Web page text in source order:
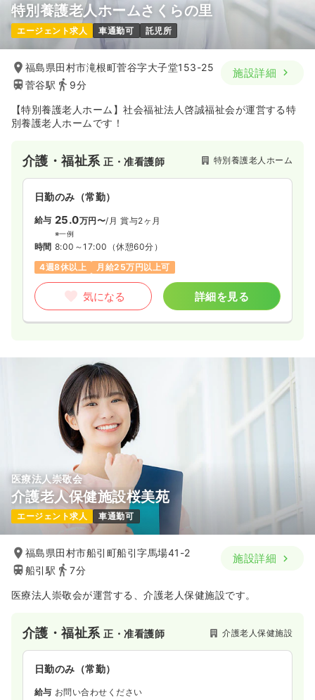
特別養護老人ホームさくらの里
エージェント求人 車通勤可 託児所
福島県田村市滝根町菅谷字大子堂153-25
菅谷駅
9分
施設詳細
【特別養護老人ホーム】社会福祉法人啓誠福祉会が運営する特
別養護老人ホームです！
介護・福祉系正・准看護師 特別養護老人ホーム
日勤のみ（常勤）
給与 25.0万円〜/月 賞与2ヶ月
※一例
時間 8:00～17:00 （休憩60分）
4週8休以上
月給25万円以上可
気になる 詳細を見る
医療法人崇敬会
介護老人保健施設桜美苑
エージェント求人 車通勤可
福島県田村市船引町船引字馬場41-2
船引駅
7分
施設詳細
医療法人崇敬会が運営する、介護老人保健施設です。
介護・福祉系正・准看護師 介護老人保健施設
日勤のみ（常勤）
給与 お問い合わせください